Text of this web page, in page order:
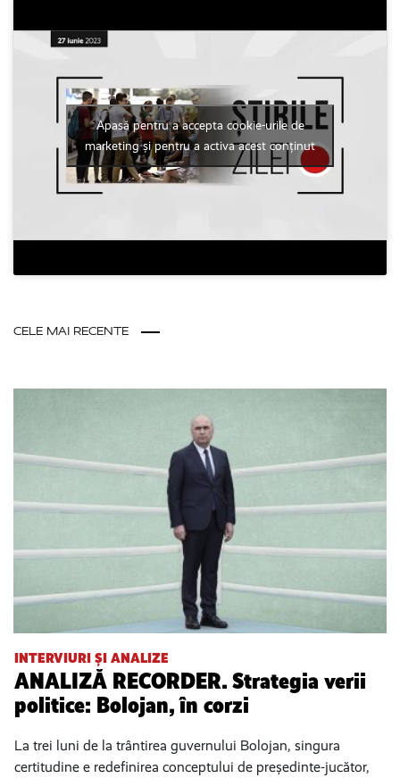
Apasă pentru a accepta cookie-urile de
marketing și pentru a activa acest conținut
CELE MAI RECENTE
INTERVIURI ȘI ANALIZE
ANALIZĂ RECORDER. Strategia verii
politice: Bolojan, în corzi
La trei luni de la trântirea guvernului Bolojan, singura
certitudine e redefinirea conceptului de președinte-jucător,